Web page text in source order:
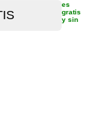
es
gratis
y sin